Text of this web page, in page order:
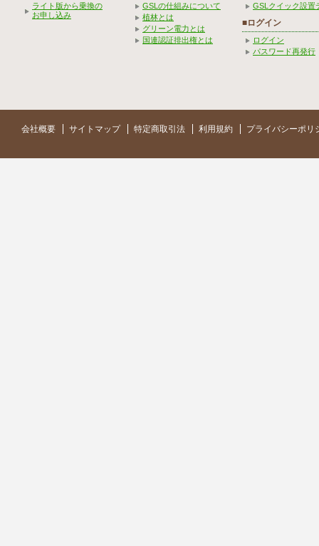
ライト版から乗換の
お申し込み
GSLの仕組みについて
植林とは
グリーン電力とは
国連認証排出権とは
GSLクイック設置
■ログイン
ログイン
パスワード再発行
会社概要 サイトマップ 特定商取引法 利用規約 プライバシーポリ